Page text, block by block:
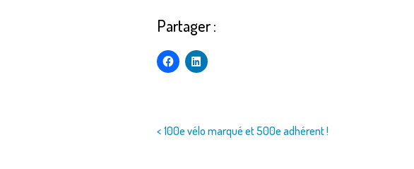
Partager :
Navigation
< 100e vélo marqué et 500e adhérent !